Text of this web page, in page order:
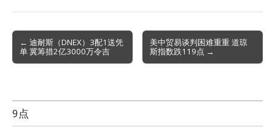
Post
navigation
← 迪耐斯（DNEX）3配1送凭
单 冀筹措2亿3000万令吉
美中贸易谈判困难重重 道琼
斯指数跌119点 →
9点